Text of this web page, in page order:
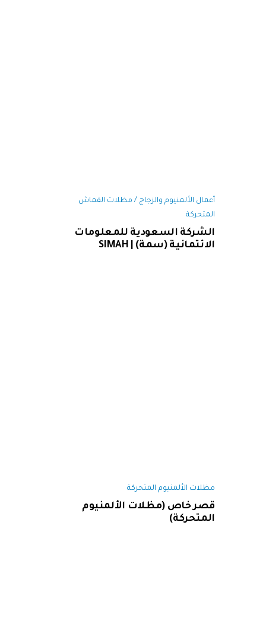
أعمال الألمنيوم والزجاج / مظلات القماش
المتحركة
الشركة السعودية للمعلومات
الائتمانية (سمة) | SIMAH
مظلات الألمنيوم المتحركة
قصر خاص (مظلات الألمنيوم
المتحركة)